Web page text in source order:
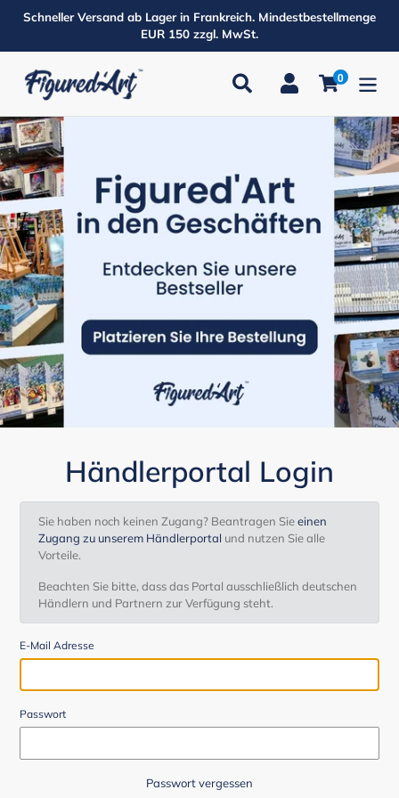
Schneller Versand ab Lager in Frankreich. Mindestbestellmenge
EUR 150 zzgl. MwSt.
Suchen Einloggen
0Produkte
Händlerportal Login
Sie haben noch keinen Zugang? Beantragen Sieeinen
Zugang zu unserem Händlerportal und nutzen Sie alle
Vorteile.
Beachten Sie bitte, dass das Portal ausschließlich deutschen
Händlern und Partnern zur Verfügung steht.
E-Mail Adresse
Passwort
Passwort vergessen